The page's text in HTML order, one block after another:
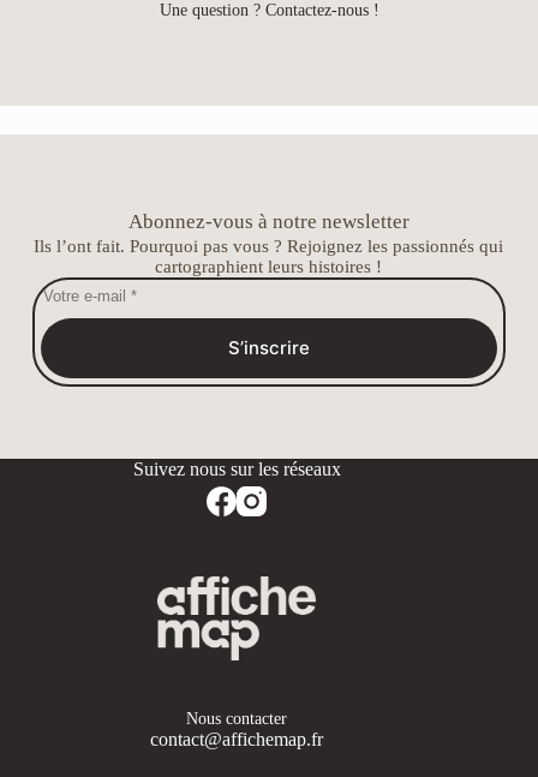
Une question ? Contactez-nous !
Abonnez-vous à notre newsletter
Ils l’ont fait. Pourquoi pas vous ? Rejoignez les passionnés qui
cartographient leurs histoires !
S’inscrire
Nous contacter
contact@affichemap.fr